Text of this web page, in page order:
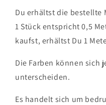
Du erhältst die bestellte
1 Stück entspricht 0,5
kaufst, erhältst Du 1
Die Farben können sich
unterscheiden.
Es handelt sich um